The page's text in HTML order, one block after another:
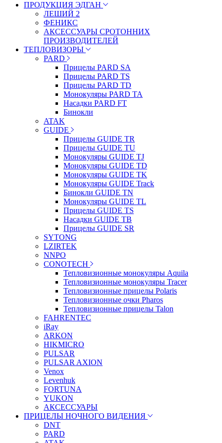
ПРОДУКЦИЯ ЭДГАН
ЛЕШИЙ 2
ФЕНИКС
АКСЕССУАРЫ СРОТОННИХ
ПРОИЗВОДИТЕЛЕЙ
ТЕПЛОВИЗОРЫ
PARD
Прицелы PARD SA
Прицелы PARD TS
Прицелы PARD TD
Монокуляры PARD TA
Насадки PARD FT
Бинокли
ATAK
GUIDE
Прицелы GUIDE TR
Прицелы GUIDE TU
Монокуляры GUIDE TJ
Монокуляры GUIDE TD
Монокуляры GUIDE TK
Монокуляры GUIDE Track
Бинокли GUIDE TN
Монокуляры GUIDE TL
Прицелы GUIDE TS
Насадки GUIDE TB
Прицелы GUIDE SR
SYTONG
LZIRTEK
NNPO
CONOTECH
Тепловизионные монокуляры Aquila
Тепловизионные монокуляры Tracer
Тепловизионные прицелы Polaris
Тепловизионные очки Pharos
Тепловизионные прицелы Talon
FAHRENTEC
iRay
ARKON
HIKMICRO
PULSAR
PULSAR AXION
Venox
Levenhuk
FORTUNA
YUKON
АКСЕССУАРЫ
ПРИЦЕЛЫ НОЧНОГО ВИДЕНИЯ
DNT
PARD